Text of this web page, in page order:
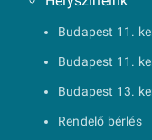
Budapest 11.
Budapest 11.
Budapest 13.
Rendelő bérlés